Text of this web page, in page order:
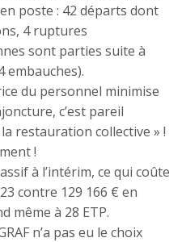
poste : 42 départs dont
4 ruptures
sont parties suite à
embauches).
du personnel minimise
c’est pareil
restauration collective » !
!
à l’intérim, ce qui coûte
contre 129 166 € en
même à 28 ETP.
n’a pas eu le choix